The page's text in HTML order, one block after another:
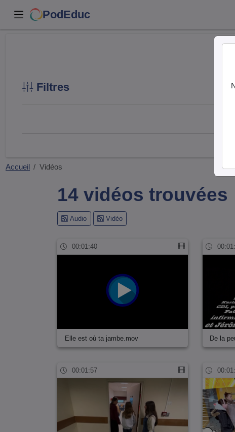
PodEduc
Filtres
Accueil Vidéos
14 vidéos trouvées
Audio Vidéo
00:01:40
Elle est où ta jambe.mov De la
00:01:57